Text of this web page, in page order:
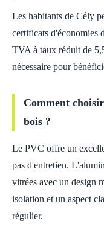
Les habitants de Cély
certificats d'économies
TVA à taux réduit de
nécessaire pour
Comment
bois ?
Le PVC offre un
pas d'entretien.
vitrées avec un design
isolation et un aspect
régulier.